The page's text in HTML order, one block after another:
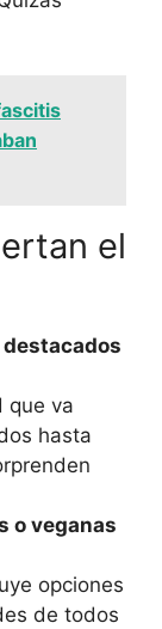
el
que va
hasta
o veganas
opciones
de todos